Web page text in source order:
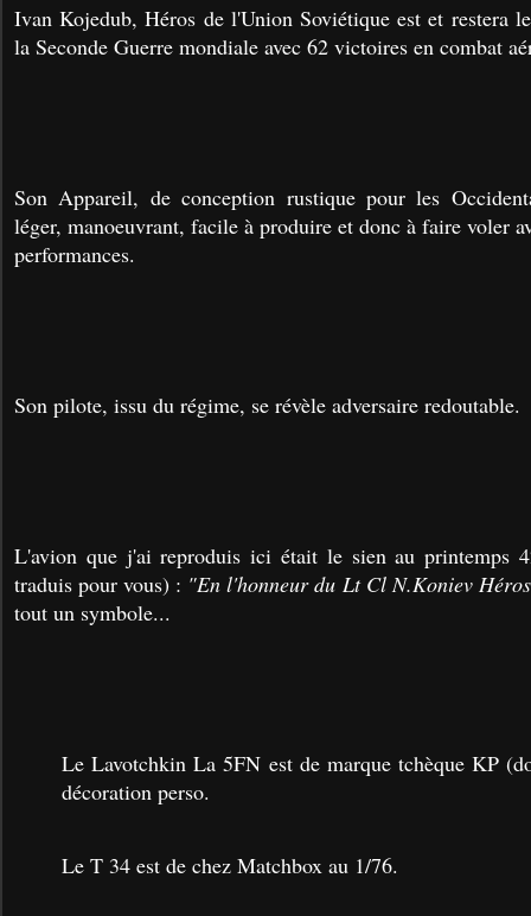
Ivan Kojedub, Héros de l'Union Soviétique est et restera
la Seconde Guerre mondiale avec 62 victoires en combat
Son Appareil, de conception rustique pour les
léger, manoeuvrant, facile à produire et donc à faire voler
performances.
Son pilote, issu du régime, se révèle adversaire redoutable.
L'avion que j'ai reproduis ici était le sien au printemps
traduis pour vous) : "En l'honneur du Lt Cl N.Koniev
tout un symbole...
Le LavotchkinLa 5FN est de marque tchèque KP
décoration perso.
Le T 34 est de chez Matchbox au 1/76.